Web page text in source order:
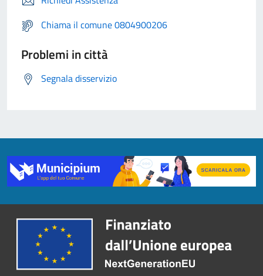
Chiama il comune 0804900206
Problemi in città
Segnala disservizio